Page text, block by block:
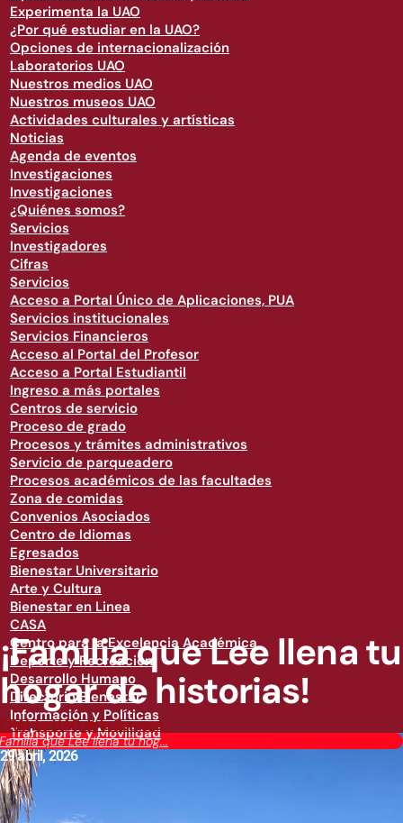
Experimenta la UAO
¿Por qué estudiar en la UAO?
Opciones de internacionalización
Laboratorios UAO
Nuestros medios UAO
Nuestros museos UAO
Actividades culturales y artísticas
Noticias
Agenda de eventos
Investigaciones
Investigaciones
¿Quiénes somos?
Servicios
Investigadores
Cifras
Servicios
Acceso a Portal Único de Aplicaciones, PUA
Servicios institucionales
Servicios Financieros
Acceso al Portal del Profesor
Acceso a Portal Estudiantil
Ingreso a más portales
Centros de servicio
Proceso de grado
Procesos y trámites administrativos
Servicio de parqueadero
Procesos académicos de las facultades
Zona de comidas
Convenios Asociados
Centro de Idiomas
Egresados
Bienestar Universitario
Arte y Cultura
Bienestar en Linea
CASA
Centro para la Excelencia Académica
Deporte y Recreación
Desarrollo Humano
Directorio Bienestar
Información y Políticas
Transporte y Movilidad
que Lee llena tu hog...
¡Familia que Lee llena tu
hogar de historias!
CRAI,Lo UAO de la Semana
29 abril, 2026